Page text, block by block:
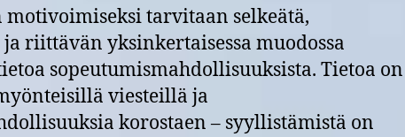
tarvitaan selkeätä,
riittävän yksinkertaisessa muodossa
sopeutumismahdollisuuksista. Tietoa on
viesteillä ja
korostaen – syyllistämistä on